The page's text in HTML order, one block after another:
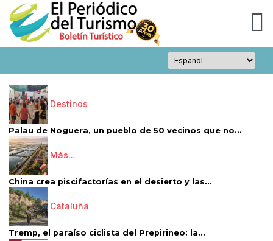
Destinos
Palau de Noguera, un pueblo de 50 vecinos que no...
Más...
China crea piscifactorías en el desierto y las...
Cataluña
Tremp, el paraíso ciclista del Prepirineo: la...